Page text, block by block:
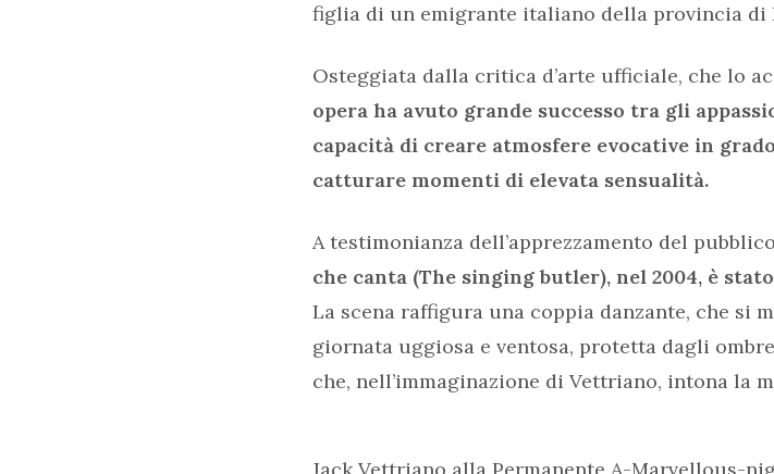
figlia di un emigrante italiano della provincia di
Osteggiata dalla critica d’arte ufficiale, che lo
opera ha avuto grande successo tra gli
capacità di creare atmosfere evocative in
catturare momenti di elevata sensualità.
A testimonianza dell’apprezzamento del
che canta (The singing butler), nel 2004, è
La scena raffigura una coppia danzante, che si
giornata uggiosa e ventosa, protetta dagli
che, nell’immaginazione di Vettriano, intona la